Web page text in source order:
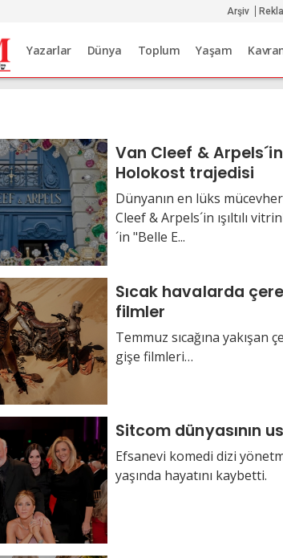
Arşiv
Yazarlar Dünya Toplum Yaşam
Van Cleef &
Holokost trajedisi
Dünyanın en lüks
Cleef & Arpels´in ışıltılı
´in "Belle E...
Sıcak havalarda
filmler
Temmuz sıcağına yakışan
gişe filmleri…
Sitcom dünyasının
Efsanevi komedi dizi
yaşında hayatını kaybetti.